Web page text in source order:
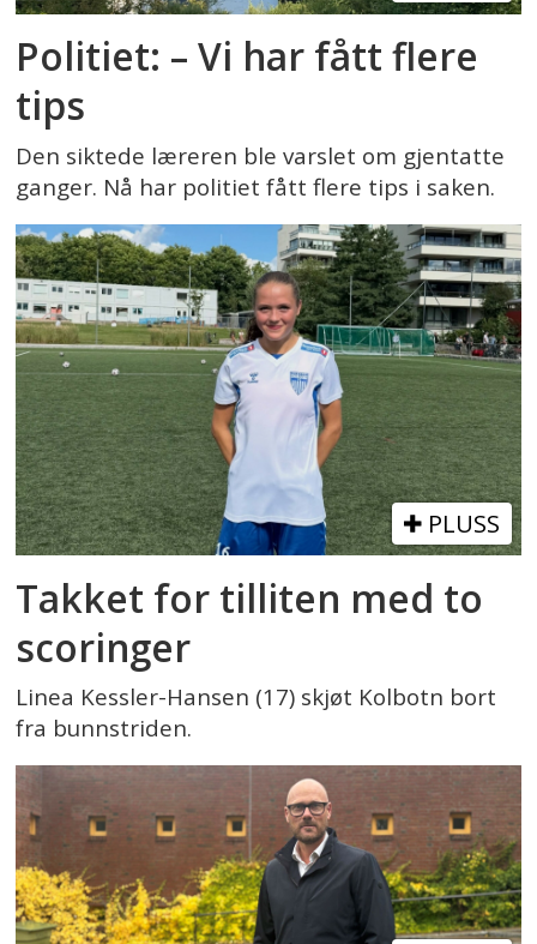
Politiet: – Vi har fått flere
tips
Den siktede læreren ble varslet om gjentatte
ganger. Nå har politiet fått flere tips i saken.
PLUSS
Takket for tilliten med to
scoringer
Linea Kessler-Hansen (17) skjøt Kolbotn bort
fra bunnstriden.